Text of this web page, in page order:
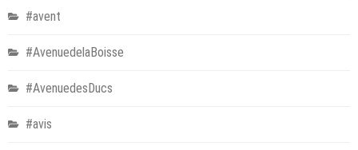
#avent
#AvenuedelaBoisse
#AvenuedesDucs
#avis